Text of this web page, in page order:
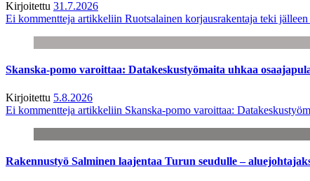
Kirjoitettu 31.7.2026
Ei kommentteja artikkeliin Ruotsalainen korjausrakentaja teki
Skanska-pomo varoittaa: Datakeskustyömaita uhkaa
Kirjoitettu 5.8.2026
Ei kommentteja artikkeliin Skanska-pomo varoittaa:
Rakennustyö Salminen laajentaa Turun seudulle –